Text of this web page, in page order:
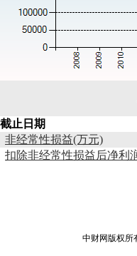
截止日期
非经常性损益(万元)
扣除非经常性损益后净利
中财网版权所